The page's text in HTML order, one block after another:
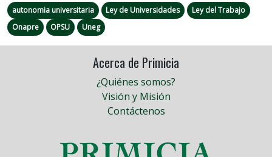
autonomia universitaria Ley de Universidades
Ley del Trabajo
Onapre
OPSU Uneg
Acerca de Primicia
¿Quiénes somos?
Visión y Misión
Contáctenos